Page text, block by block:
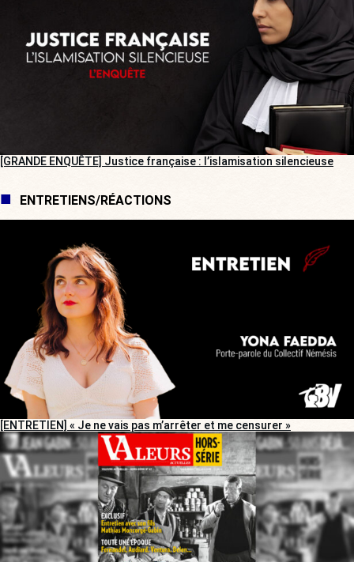
[GRANDE ENQUÊTE] Justice française : l’islamisation silencieuse
ENTRETIENS/RÉACTIONS
[ENTRETIEN] « Je ne vais pas m’arrêter et me censurer »